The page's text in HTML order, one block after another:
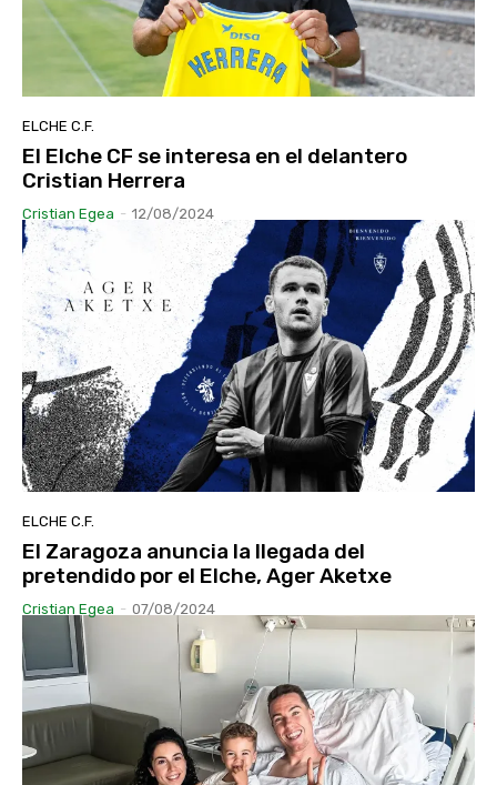
ELCHE C.F.
El Elche CF se interesa en el delantero
Cristian Herrera
Cristian Egea - 12/08/2024
ELCHE C.F.
El Zaragoza anuncia la llegada del
pretendido por el Elche, Ager Aketxe
Cristian Egea - 07/08/2024